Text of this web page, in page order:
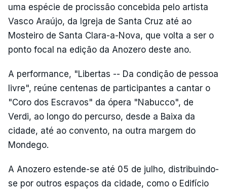
uma espécie de procissão concebida pelo artista
Vasco Araújo, da Igreja de Santa Cruz até ao
Mosteiro de Santa Clara-a-Nova, que volta a ser o
ponto focal na edição da Anozero deste ano.
A performance, "Libertas -- Da condição de pessoa
livre", reúne centenas de participantes a cantar o
"Coro dos Escravos" da ópera "Nabucco", de
Verdi, ao longo do percurso, desde a Baixa da
cidade, até ao convento, na outra margem do
Mondego.
A Anozero estende-se até 05 de julho, distribuindo-
se por outros espaços da cidade, como o Edifício